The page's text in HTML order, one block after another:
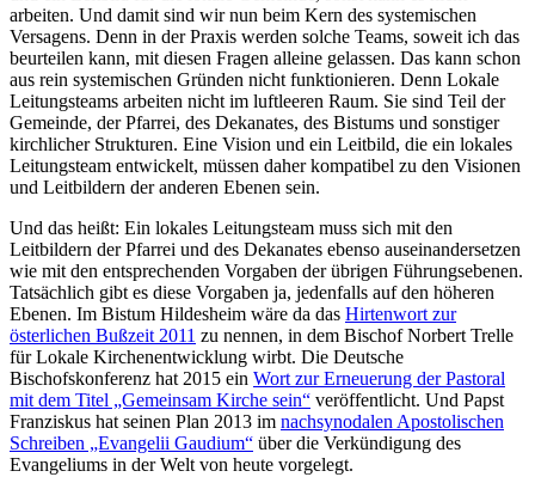
arbeiten. Und damit sind wir nun beim Kern des systemischen
Versagens. Denn in der Praxis werden solche Teams, soweit ich das
beurteilen kann, mit diesen Fragen alleine gelassen. Das kann schon
aus rein systemischen Gründen nicht funktionieren. Denn Lokale
Leitungsteams arbeiten nicht im luftleeren Raum. Sie sind Teil der
Gemeinde, der Pfarrei, des Dekanates, des Bistums und sonstiger
kirchlicher Strukturen. Eine Vision und ein Leitbild, die ein lokales
Leitungsteam entwickelt, müssen daher kompatibel zu den Visionen
und Leitbildern der anderen Ebenen sein.
Und das heißt: Ein lokales Leitungsteam muss sich mit den
Leitbildern der Pfarrei und des Dekanates ebenso auseinandersetzen
wie mit den entsprechenden Vorgaben der übrigen Führungsebenen.
Tatsächlich gibt es diese Vorgaben ja, jedenfalls auf den höheren
Ebenen. Im Bistum Hildesheim wäre da das Hirtenwort zur
österlichen Bußzeit 2011 zu nennen, in dem Bischof Norbert Trelle
für Lokale Kirchenentwicklung wirbt. Die Deutsche
Bischofskonferenz hat 2015 ein Wort zur Erneuerung der Pastoral
mit dem Titel „Gemeinsam Kirche sein“ veröffentlicht. Und Papst
Franziskus hat seinen Plan 2013 im nachsynodalen Apostolischen
Schreiben „Evangelii Gaudium“ über die Verkündigung des
Evangeliums in der Welt von heute vorgelegt.